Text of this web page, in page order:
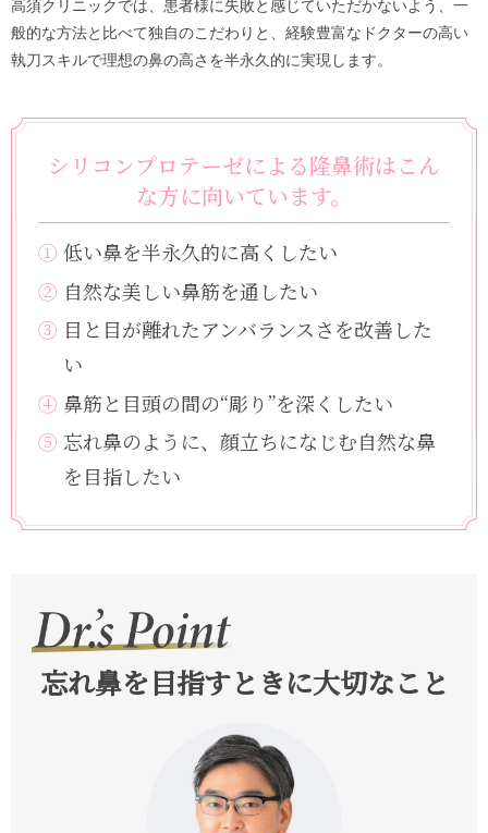
高須クリニックでは、患者様に失敗と感じていただかないよう、一
般的な方法と比べて独自のこだわりと、経験豊富なドクターの高い
執刀スキルで理想の鼻の高さを半永久的に実現します。
シリコンプロテーゼによる隆鼻術はこん
な方に向いています。
① 低い鼻を半永久的に高くしたい
② 自然な美しい鼻筋を通したい
③ 目と目が離れたアンバランスさを改善した
い
④ 鼻筋と目頭の間の“彫り”を深くしたい
⑤ 忘れ鼻のように、顔立ちになじむ自然な鼻
を目指したい
忘れ鼻を目指すときに大切なこと